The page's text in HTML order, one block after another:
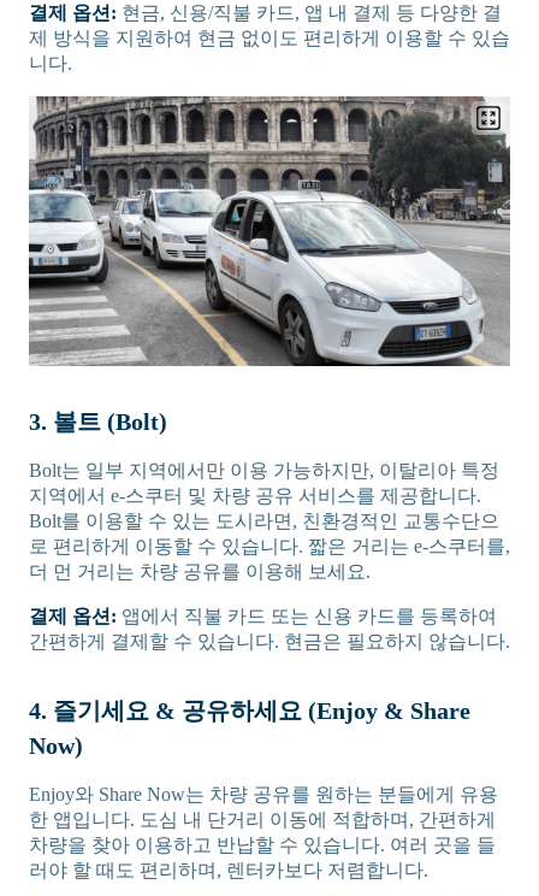
결제 옵션: 현금, 신용/직불 카드, 앱 내 결제 등 다양한 결
제 방식을 지원하여 현금 없이도 편리하게 이용할 수 있습
니다.
3. 볼트 (Bolt)
Bolt는 일부 지역에서만 이용 가능하지만, 이탈리아 특정
지역에서 e-스쿠터 및 차량 공유 서비스를 제공합니다.
Bolt를 이용할 수 있는 도시라면, 친환경적인 교통수단으
로 편리하게 이동할 수 있습니다. 짧은 거리는 e-스쿠터를,
더 먼 거리는 차량 공유를 이용해 보세요.
결제 옵션: 앱에서 직불 카드 또는 신용 카드를 등록하여
간편하게 결제할 수 있습니다. 현금은 필요하지 않습니다.
4. 즐기세요 & 공유하세요 (Enjoy & Share
Now)
Enjoy와 Share Now는 차량 공유를 원하는 분들에게 유용
한 앱입니다. 도심 내 단거리 이동에 적합하며, 간편하게
차량을 찾아 이용하고 반납할 수 있습니다. 여러 곳을 들
러야 할 때도 편리하며, 렌터카보다 저렴합니다.